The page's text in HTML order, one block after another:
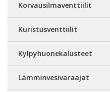
Korvausilmaventtiilit
Kuristusventtiilit
Kylpyhuonekalusteet
Lämminvesivaraajat